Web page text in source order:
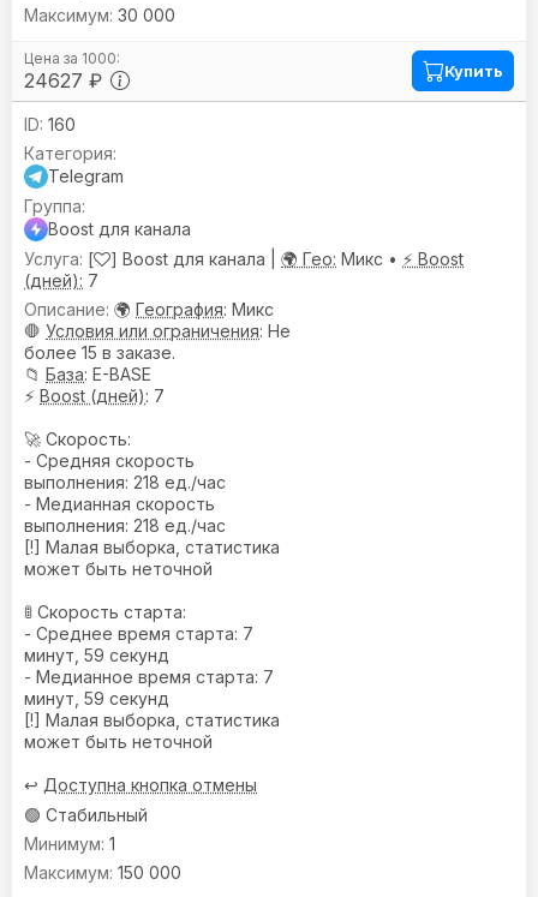
24627 ₽
30 000
Купить
160
Telegram
Boost для канала
[
] Boost для канала | 🌍 Гео: Микс • ⚡ Boost
(дней): 7
🌍 География: Микс
🛑 Условия или ограничения: Не
более 15 в заказе.
📁 База: E-BASE
⚡ Boost (дней): 7
🚀 Скорость:
- Средняя скорость
выполнения: 218 ед./час
- Медианная скорость
выполнения: 218 ед./час
[!] Малая выборка, статистика
может быть неточной
🚦 Скорость старта:
- Среднее время старта: 7
минут, 59 секунд
- Медианное время старта: 7
минут, 59 секунд
[!] Малая выборка, статистика
может быть неточной
↩️ Доступна кнопка отмены
🟢 Стабильный
1
150 000